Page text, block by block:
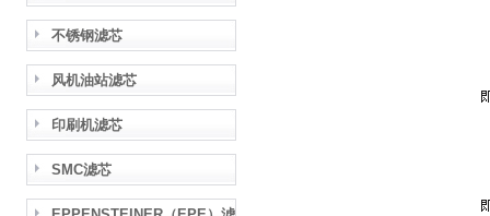
不锈钢滤芯
风机油站滤芯
印刷机滤芯
SMC滤芯